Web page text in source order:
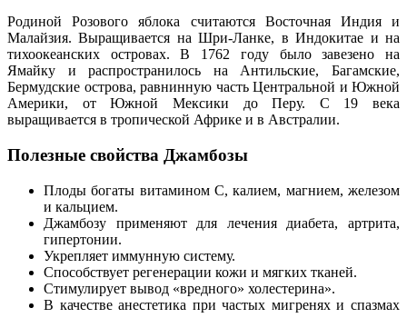
Родиной Розового яблока считаются Восточная Индия и
Малайзия. Выращивается на Шри-Ланке, в Индокитае и на
тихоокеанских островах. В 1762 году было завезено на
Ямайку и распространилось на Антильские, Багамские,
Бермудские острова, равнинную часть Центральной и Южной
Америки, от Южной Мексики до Перу. С 19 века
выращивается в тропической Африке и в Австралии.
Полезные свойства Джамбозы
Плоды богаты витамином С, калием, магнием, железом
и кальцием.
Джамбозу применяют для лечения диабета, артрита,
гипертонии.
Укрепляет иммунную систему.
Способствует регенерации кожи и мягких тканей.
Стимулирует вывод «вредного» холестерина».
В качестве анестетика при частых мигренях и спазмах